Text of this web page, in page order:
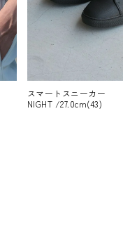
スマートスニーカー
NIGHT /27.0cm(43)